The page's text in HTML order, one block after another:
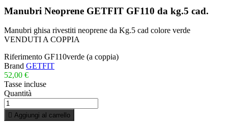
Manubri Neoprene GETFIT GF110 da kg.5 cad.
Manubri ghisa rivestiti neoprene da Kg.5 cad colore verde
VENDUTI A COPPIA
Riferimento GF110verde (a coppia)
Brand GETFIT
52,00 €
Tasse incluse
Quantità
 Aggiungi al carrello